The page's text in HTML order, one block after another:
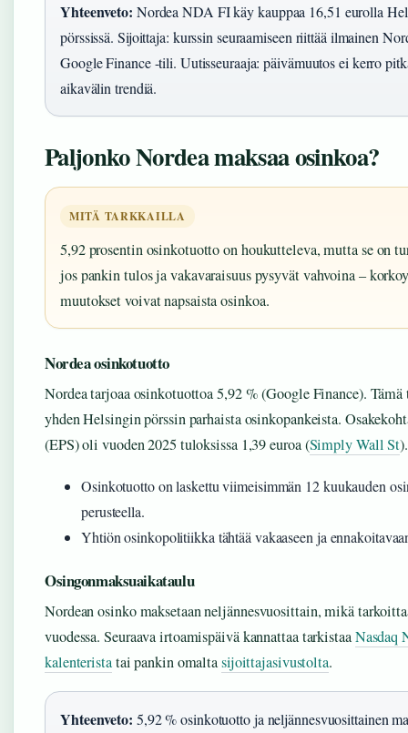
Yhteenveto: Nordea NDA FI käy kauppaa 16,51 eurolla
pörssissä. Sijoittaja: kurssin seuraamiseen riittää ilmainen
Google Finance -tili. Uutisseuraaja: päivämuutos ei kerro
aikavälin trendiä.
Paljonko Nordea maksaa osinkoa?
MITÄ TARKKAILLA
5,92 prosentin osinkotuotto on houkutteleva, mutta se on
jos pankin tulos ja vakavaraisuus pysyvät vahvoina –
muutokset voivat napsaista osinkoa.
Nordea osinkotuotto
Nordea tarjoaa osinkotuottoa 5,92 % (Google Finance). Tämä
yhden Helsingin pörssin parhaista osinkopankeista.
(EPS) oli vuoden 2025 tuloksissa 1,39 euroa (Simply Wall St).
Osinkotuotto on laskettu viimeisimmän 12 kuukauden
perusteella.
Yhtiön osinkopolitiikka tähtää vakaaseen ja
Osingonmaksuaikataulu
Nordean osinko maksetaan neljännesvuosittain, mikä
vuodessa. Seuraava irtoamispäivä kannattaa tarkistaaNasdaq
kalenteristatai pankin omaltasijoittajasivustolta.
Yhteenveto: 5,92 % osinkotuotto ja neljännesvuosittainen